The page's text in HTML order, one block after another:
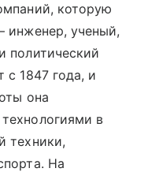
которую
инженер, ученый,
политический
с 1847 года, и
она
в
техники,
На